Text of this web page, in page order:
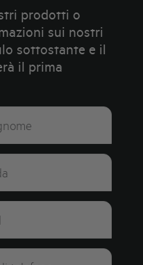
prodotti o
sui nostri
sottostante e il
il prima